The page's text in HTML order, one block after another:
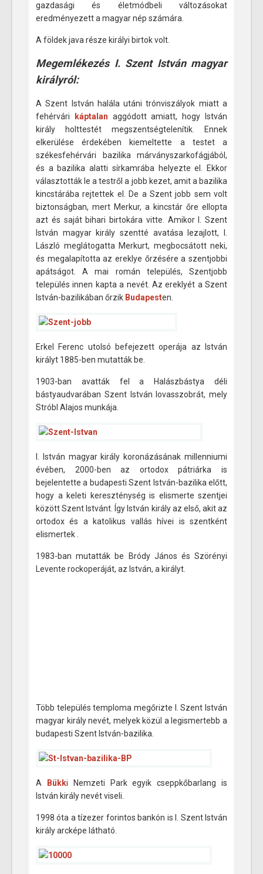
gazdasági és életmódbeli változásokat
eredményezett a magyar nép számára.
A földek java része királyi birtok volt.
Megemlékezés I. Szent István magyar
királyról:
A Szent István halála utáni trónviszályok miatt a
fehérvári
káptalan aggódott amiatt, hogy István
király holttestét megszentségtelenítik. Ennek
elkerülése érdekében kiemeltette a testet a
székesfehérvári bazilika márványszarkofágjából,
és a bazilika alatti sírkamrába helyezte el. Ekkor
választották le a testről a jobb kezet, amit a bazilika
kincstárába rejtettek el. De a Szent jobb sem volt
biztonságban, mert Merkur, a kincstár őre ellopta
azt és saját bihari birtokára vitte. Amikor I. Szent
István magyar király szentté avatása lezajlott, I.
László meglátogatta Merkurt, megbocsátott neki,
és megalapította az ereklye őrzésére a szentjobbi
apátságot. A mai román település, Szentjobb
település innen kapta a nevét. Az ereklyét a Szent
István-bazilikában őrzik Budapesten.
Erkel Ferenc utolsó befejezett operája az István
királyt 1885-ben mutatták be.
1903-ban avatták fel a Halászbástya déli
bástyaudvarában Szent István lovasszobrát, mely
Stróbl Alajos munkája.
I. István magyar király koronázásának millenniumi
évében, 2000-ben az ortodox pátriárka is
bejelentette a budapesti Szent István-bazilika előtt,
hogy a keleti kereszténység is elismerte szentjei
között Szent Istvánt. Így István király az első, akit az
ortodox és a katolikus vallás hívei is szentként
elismertek .
1983-ban mutatták be Bródy János és Szörényi
Levente rockoperáját, az István, a királyt.
Több település temploma megőrizte I. Szent István
magyar király nevét, melyek közül a legismertebb a
budapesti Szent István-bazilika.
A Bükki Nemzeti Park egyik cseppkőbarlang is
István király nevét viseli.
1998 óta a tízezer forintos bankón is I. Szent István
király arcképe látható.